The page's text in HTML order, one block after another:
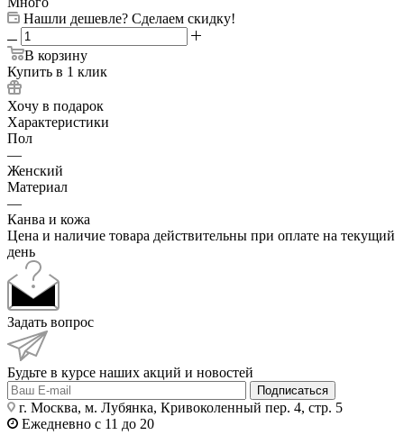
Нашли дешевле? Сделаем скидку!
В корзину
Купить в 1 клик
Хочу в подарок
Характеристики
Пол
—
Женский
Материал
—
Канва и кожа
Цена и наличие товара действительны при оплате на текущий
день
Задать вопрос
Будьте в курсе наших акций и новостей
Подписаться
г. Москва, м. Лубянка, Кривоколенный пер. 4, стр. 5
Ежедневно с 11 до 20